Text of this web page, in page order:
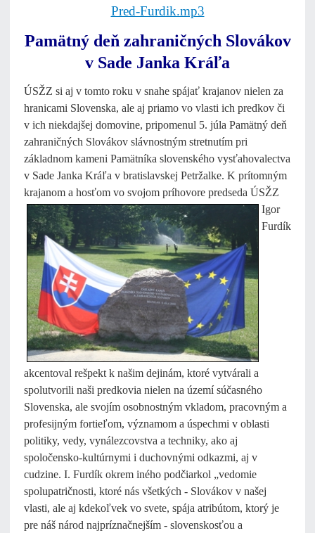
Pred-Furdik.mp3
Pamätný deň zahraničných Slovákov
v Sade Janka Kráľa
ÚSŽZ si aj v tomto roku v snahe spájať krajanov nielen za
hranicami Slovenska, ale aj priamo vo vlasti ich predkov či
v ich niekdajšej domovine, pripomenul 5. júla Pamätný deň
zahraničných Slovákov slávnostným stretnutím pri
základnom kameni Pamätníka slovenského vysťahovalectva
v Sade Janka Kráľa v bratislavskej Petržalke. K prítomným
krajanom a hosťom vo svojom príhovore predseda ÚSŽZ
Igor
Furdík
akcentoval rešpekt k našim dejinám, ktoré vytvárali a
spolutvorili naši predkovia nielen na území súčasného
Slovenska, ale svojím osobnostným vkladom, pracovným a
profesijným fortieľom, významom a úspechmi v oblasti
politiky, vedy, vynálezcovstva a techniky, ako aj
spoločensko-kultúrnymi i duchovnými odkazmi, aj v
cudzine. I. Furdík okrem iného podčiarkol „vedomie
spolupatričnosti, ktoré nás všetkých - Slovákov v našej
vlasti, ale aj kdekoľvek vo svete, spája atribútom, ktorý je
pre náš národ najpríznačnejším - slovenskosťou a